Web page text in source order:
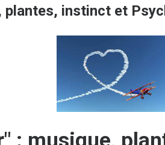
plantes, instinct et